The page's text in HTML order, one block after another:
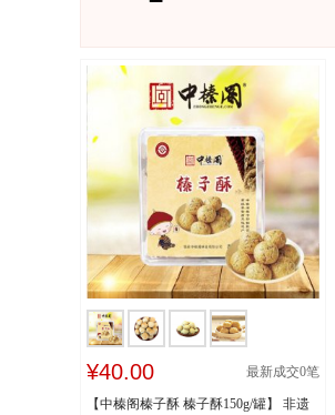
¥40.00 最新成交0笔
【中榛阁榛子酥 榛子酥150g/罐】 非遗